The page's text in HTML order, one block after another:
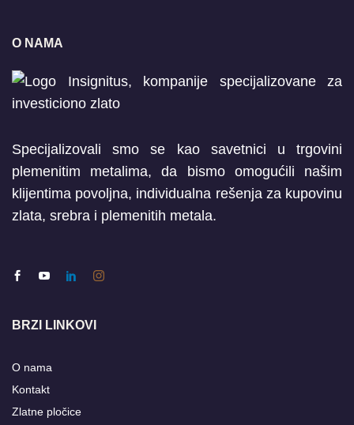
O NAMA
Specijalizovali smo se kao savetnici u trgovini
plemenitim metalima, da bismo omogućili našim
klijentima povoljna, individualna rešenja za kupovinu
zlata, srebra i plemenitih metala.
BRZI LINKOVI
O nama
Kontakt
Zlatne pločice